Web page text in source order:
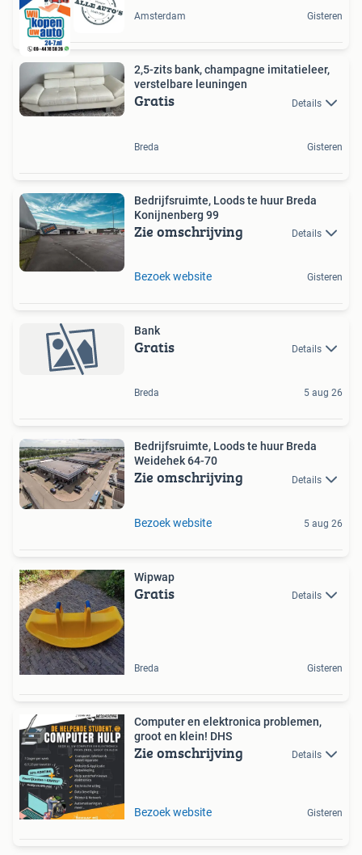
Amsterdam Gisteren
2,5-zits bank, champagne imitatieleer,
verstelbare leuningen
Gratis Details
Breda Gisteren
Bedrijfsruimte, Loods te huur Breda
Konijnenberg 99
Zie omschrijving Details
Bezoek website Gisteren
Bank
Gratis Details
Breda 5 aug 26
Bedrijfsruimte, Loods te huur Breda
Weidehek 64-70
Zie omschrijving Details
Bezoek website 5 aug 26
Wipwap
Gratis Details
Breda Gisteren
Computer en elektronica problemen,
groot en klein! DHS
Zie omschrijving Details
Bezoek website Gisteren